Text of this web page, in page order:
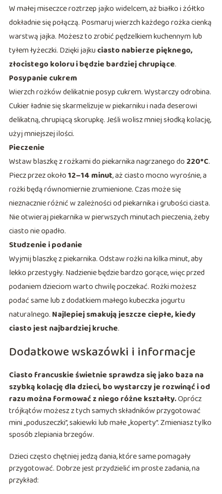
W małej miseczce roztrzep jajko widelcem, aż białko i żółtko
dokładnie się połączą. Posmaruj wierzch każdego rożka cienką
warstwą jajka. Możesz to zrobić pędzelkiem kuchennym lub
tyłem łyżeczki. Dzięki jajkuciasto nabierze pięknego,
złocistego koloru i będzie bardziej chrupiące.
Posypanie cukrem
Wierzch rożków delikatnie posyp cukrem. Wystarczy odrobina.
Cukier ładnie się skarmelizuje w piekarniku i nada deserowi
delikatną, chrupiącą skorupkę. Jeśli wolisz mniej słodką kolację,
użyj mniejszej ilości.
Pieczenie
Wstaw blaszkę z rożkami do piekarnika nagrzanego do 220°C.
Piecz przez około12–14 minut, aż ciasto mocno wyrośnie, a
rożki będą równomiernie zrumienione. Czas może się
nieznacznie różnić w zależności od piekarnika i grubości ciasta.
Nie otwieraj piekarnika w pierwszych minutach pieczenia, żeby
ciasto nie opadło.
Studzenie i podanie
Wyjmij blaszkę z piekarnika. Odstaw rożki na kilka minut, aby
lekko przestygły. Nadzienie będzie bardzo gorące, więc przed
podaniem dzieciom warto chwilę poczekać. Rożki możesz
podać same lub z dodatkiem małego kubeczka jogurtu
naturalnego. Najlepiej smakują jeszcze ciepłe, kiedy
ciasto jest najbardziej kruche.
Dodatkowe wskazówki i informacje
Ciasto francuskie świetnie sprawdza się jako baza na
szybką kolację dla dzieci, bo wystarczy je rozwinąć i od
razu można formować z niego różne kształty.Oprócz
trójkątów możesz z tych samych składników przygotować
mini „poduszeczki”, sakiewki lub małe „koperty”. Zmieniasz tylko
sposób zlepiania brzegów.
Dzieci często chętniej jedzą dania, które same pomagały
przygotować. Dobrze jest przydzielić im proste zadania, na
przykład: